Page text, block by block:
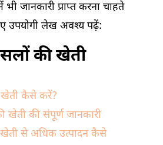
भी जानकारी प्राप्त करना चाहते
उपयोगी लेख अवश्य पढ़ें:
की खेती
कैसे करें?
खेती की संपूर्ण जानकारी
से अधिक उत्पादन कैसे